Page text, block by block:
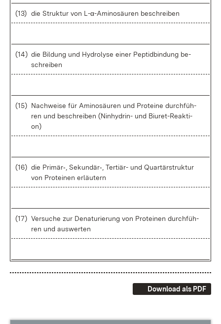
(13) die Struk­tur von L-α-A­mi­no­säu­ren be­schrei­ben
(14) die Bil­dung und Hy­dro­ly­se ei­ner Pep­tid­bin­dung be­
schrei­ben
(15) Nach­wei­se für Ami­no­säu­ren und Pro­te­ine durch­füh­
ren und be­schrei­ben (Nin­hy­drin- und Bi­ure­t-Re­ak­ti­
on)
(16) die Pri­mär‑, Se­kun­där‑, Ter­ti­är- und Quar­t­är­struk­tur
von Pro­te­inen er­läu­tern
(17) Ver­su­che zur De­na­tu­rie­rung von Pro­te­inen durch­füh­
ren und aus­wer­ten
Download als PDF